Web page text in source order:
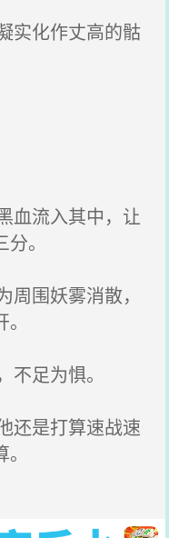
实化作丈高的骷
血流入其中，让
。
围妖雾消散，
足为惧。
还是打算速战速